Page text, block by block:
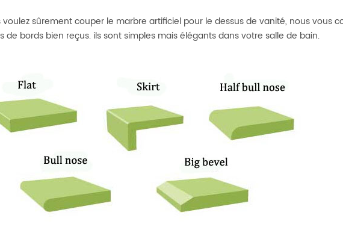
voulez sûrement couper le marbre artificiel pour le dessus de vanité, nous vous
de bords bien reçus. ils sont simples mais élégants dans votre salle de bain.